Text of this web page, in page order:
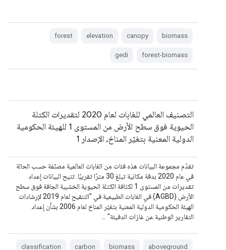
biomass
canopy
elevation
forest
forest-biomass
gedi
التصنيف العالمي للغابات لعام 2020 لتقديرات الكتلة
الحيوية فوق سطح الأرض من المستوى 1 للهيئة الحكومية
الدولية المعنية بتغيّر المناخ، الإصدار 1
تقدّم مجموعة البيانات هذه فئات من الغابات العالمية مصنّفة حسب الحالة
في عام 2020 بدقة مكانية تبلغ 30 مترًا تقريبًا. تتيح البيانات إعداد
تقديرات من المستوى 1 لكثافة الكتلة الحيوية الخشبية الجافة فوق سطح
الأرض (AGBD) في الغابات الطبيعية في "التنقيح لعام 2019 لإرشادات
الهيئة الحكومية الدولية المعنية بتغيّر المناخ لعام 2006 بشأن إعداد
التقارير الوطنية عن غازات الدفيئة" …
aboveground
biomass
carbon
classification